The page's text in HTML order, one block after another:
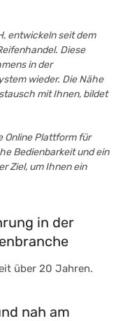
entwickeln seit dem
Diese
in der
wieder. Die Nähe
mit Ihnen, bildet
Online Plattform für
Bedienbarkeit und ein
Ziel, um Ihnen ein
in der
über 20 Jahren.
nah am